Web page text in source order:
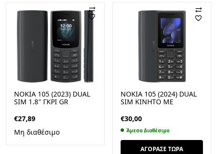
NOKIA 105 (2023) DUAL
SIM 1.8″ ΓΚΡΙ GR
€27,89
Μη διαθέσιμο
NOKIA 105 (2024) DUAL
SIM ΚΙΝΗΤΌ ΜΕ
ΜΕΝΟΎ) ΜΑΎΡΟ
€30,00
Άμεσα Διαθέσιμο
ΑΓΟΡΑΣΕ ΤΩΡΑ